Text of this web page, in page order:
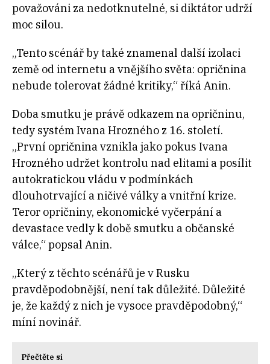
považováni za nedotknutelné, si diktátor udrží
moc silou.
„Tento scénář by také znamenal další izolaci
země od internetu a vnějšího světa: opričnina
nebude tolerovat žádné kritiky,“ říká Anin.
Doba smutku je právě odkazem na opričninu,
tedy systém Ivana Hrozného z 16. století.
„První opričnina vznikla jako pokus Ivana
Hrozného udržet kontrolu nad elitami a posílit
autokratickou vládu v podmínkách
dlouhotrvající a ničivé války a vnitřní krize.
Teror opričniny, ekonomické vyčerpání a
devastace vedly k době smutku a občanské
válce,“ popsal Anin.
„Který z těchto scénářů je v Rusku
pravděpodobnější, není tak důležité. Důležité
je, že každý z nich je vysoce pravděpodobný,“
míní novinář.
Přečtěte si